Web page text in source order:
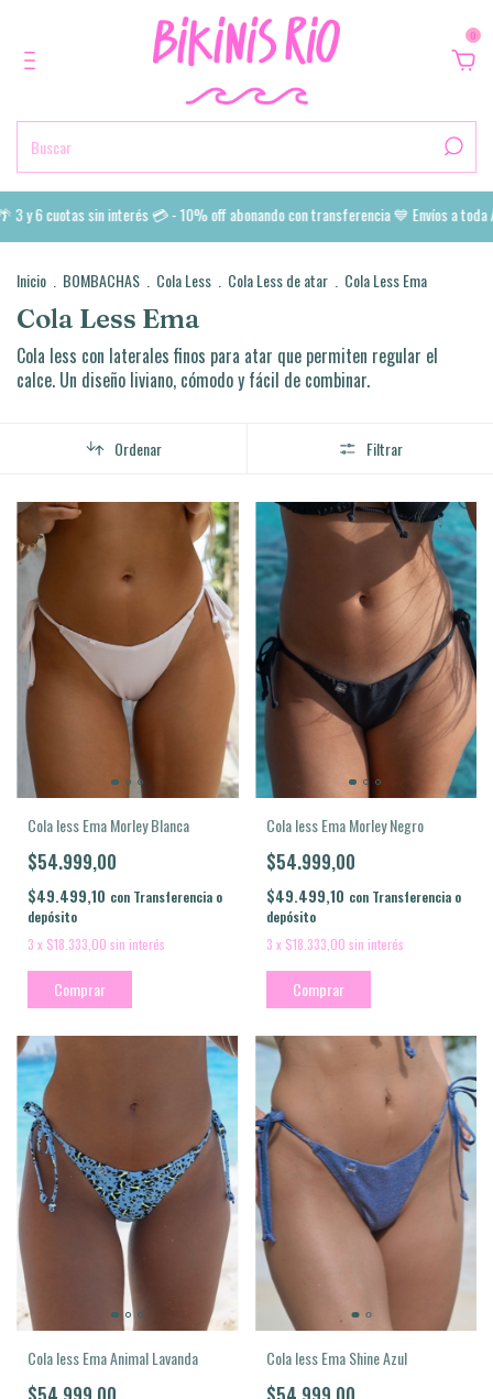
0
sin interés 💳 - 10% off abonando con transferencia 💙 Envíos a toda
Inicio BOMBACHAS Cola Less Cola Less de atar Cola Less Ema
Cola Less Ema
Cola less con laterales finos para atar que permiten regular el
calce. Un diseño liviano, cómodo y fácil de combinar.
Ordenar Filtrar
Cola less Ema Morley Blanca
$54.999,00
$49.499,10 con Transferencia o
depósito
3 x $18.333,00 sin interés
Comprar
Cola less Ema Morley Negro
$54.999,00
$49.499,10 con Transferencia o
depósito
3 x $18.333,00 sin interés
Comprar
Cola less Ema Animal Lavanda Cola less Ema Shine Azul